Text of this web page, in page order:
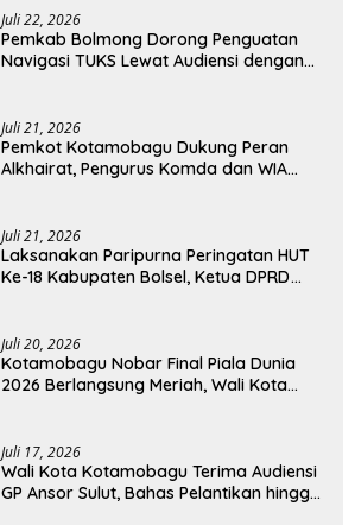
Juli 22, 2026
Pemkab Bolmong Dorong Penguatan
Navigasi TUKS Lewat Audiensi dengan
Juli 21, 2026
Pemkot Kotamobagu Dukung Peran
Alkhairat, Pengurus Komda dan WIA
Juli 21, 2026
Laksanakan Paripurna Peringatan HUT
Ke-18 Kabupaten Bolsel, Ketua DPRD
Juli 20, 2026
Kotamobagu Nobar Final Piala Dunia
2026 Berlangsung Meriah, Wali Kota
Juli 17, 2026
Wali Kota Kotamobagu Terima Audiensi
GP Ansor Sulut, Bahas Pelantikan hingga